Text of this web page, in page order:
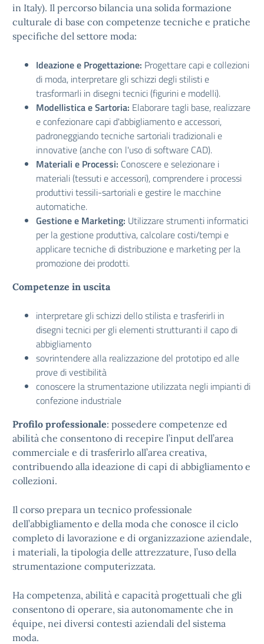
in Italy). Il percorso bilancia una solida formazione
culturale di base con competenze tecniche e pratiche
specifiche del settore moda:
Ideazione e Progettazione: Progettare capi e collezioni
di moda, interpretare gli schizzi degli stilisti e
trasformarli in disegni tecnici (figurini e modelli).
Modellistica e Sartoria: Elaborare tagli base, realizzare
e confezionare capi d'abbigliamento e accessori,
padroneggiando tecniche sartoriali tradizionali e
innovative (anche con l'uso di software CAD).
Materiali e Processi: Conoscere e selezionare i
materiali (tessuti e accessori), comprendere i processi
produttivi tessili-sartoriali e gestire le macchine
automatiche.
Gestione e Marketing: Utilizzare strumenti informatici
per la gestione produttiva, calcolare costi/tempi e
applicare tecniche di distribuzione e marketing per la
promozione dei prodotti.
Competenze in uscita
interpretare gli schizzi dello stilista e trasferirli in
disegni tecnici per gli elementi strutturanti il capo di
abbigliamento
sovrintendere alla realizzazione del prototipo ed alle
prove di vestibilità
conoscere la strumentazione utilizzata negli impianti di
confezione industriale
Profilo professionale: possedere competenze ed
abilità che consentono di recepire l’input dell’area
commerciale e di trasferirlo all’area creativa,
contribuendo alla ideazione di capi di abbigliamento e
collezioni.
Il corso prepara un tecnico professionale
dell’abbigliamento e della moda che conosce il ciclo
completo di lavorazione e di organizzazione aziendale,
i materiali, la tipologia delle attrezzature, l’uso della
strumentazione computerizzata.
Ha competenza, abilità e capacità progettuali che gli
consentono di operare, sia autonomamente che in
équipe, nei diversi contesti aziendali del sistema
moda.